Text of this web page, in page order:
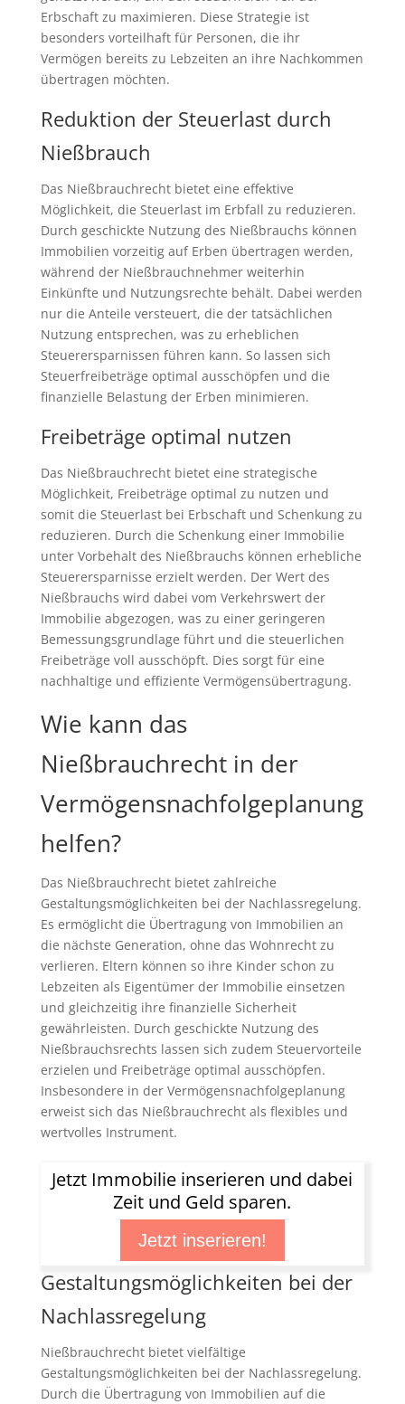
Erbschaft zu maximieren. Diese Strategie ist
besonders vorteilhaft für Personen, die ihr
Vermögen bereits zu Lebzeiten an ihre Nachkommen
übertragen möchten.
Reduktion der Steuerlast durch
Nießbrauch
Das Nießbrauchrecht bietet eine effektive
Möglichkeit, die Steuerlast im Erbfall zu reduzieren.
Durch geschickte Nutzung des Nießbrauchs können
Immobilien vorzeitig auf Erben übertragen werden,
während der Nießbrauchnehmer weiterhin
Einkünfte und Nutzungsrechte behält. Dabei werden
nur die Anteile versteuert, die der tatsächlichen
Nutzung entsprechen, was zu erheblichen
Steuerersparnissen führen kann. So lassen sich
Steuerfreibeträge optimal ausschöpfen und die
finanzielle Belastung der Erben minimieren.
Freibeträge optimal nutzen
Das Nießbrauchrecht bietet eine strategische
Möglichkeit, Freibeträge optimal zu nutzen und
somit die Steuerlast bei Erbschaft und Schenkung zu
reduzieren. Durch die Schenkung einer Immobilie
unter Vorbehalt des Nießbrauchs können erhebliche
Steuerersparnisse erzielt werden. Der Wert des
Nießbrauchs wird dabei vom Verkehrswert der
Immobilie abgezogen, was zu einer geringeren
Bemessungsgrundlage führt und die steuerlichen
Freibeträge voll ausschöpft. Dies sorgt für eine
nachhaltige und effiziente Vermögensübertragung.
Wie kann das
Nießbrauchrecht in der
Vermögensnachfolgeplanung
helfen?
Das Nießbrauchrecht bietet zahlreiche
Gestaltungsmöglichkeiten bei der Nachlassregelung.
Es ermöglicht die Übertragung von Immobilien an
die nächste Generation, ohne das Wohnrecht zu
verlieren. Eltern können so ihre Kinder schon zu
Lebzeiten als Eigentümer der Immobilie einsetzen
und gleichzeitig ihre finanzielle Sicherheit
gewährleisten. Durch geschickte Nutzung des
Nießbrauchsrechts lassen sich zudem Steuervorteile
erzielen und Freibeträge optimal ausschöpfen.
Insbesondere in der Vermögensnachfolgeplanung
erweist sich das Nießbrauchrecht als flexibles und
wertvolles Instrument.
Jetzt Immobilie inserieren und dabei
Zeit und Geld sparen.
Jetzt inserieren!
Gestaltungsmöglichkeiten bei der
Nachlassregelung
Nießbrauchrecht bietet vielfältige
Gestaltungsmöglichkeiten bei der Nachlassregelung.
Durch die Übertragung von Immobilien auf die